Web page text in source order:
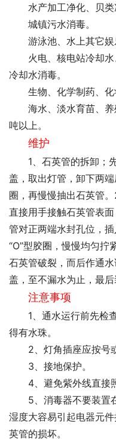
水产加工净化、贝类
城镇污水消毒。
游泳池、水上其它娱
火电、核电站冷却水
冷却水消毒。
生物、化学制药、化
海水、淡水育苗、养
吨以上。
维护
1、石英管的拆卸；先
盖，取出灯管，卸下两
圈，再慢慢抽出石英管
直接用手接触石英管表
管对正两端水封孔位，
“O”型胶圈，慢慢均匀拧
石英管破裂，而后作通
盖，至不漏水为止，最后
注意事项
1、通水运行前先检查
得有水珠。
2、灯角插座应按号或
3、接地保护。
4、避免紫外线直接照
5、消毒器不要装置在
湿度大容易引起电器元
英管的损坏。